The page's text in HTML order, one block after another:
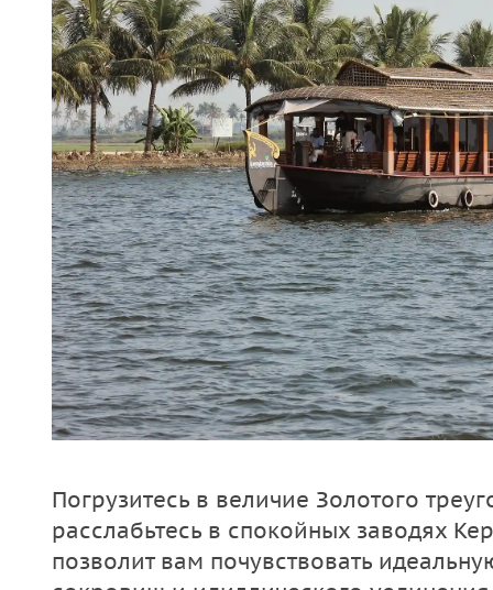
Погрузитесь в величие Золотого
расслабьтесь в спокойных заводях
позволит вам почувствовать